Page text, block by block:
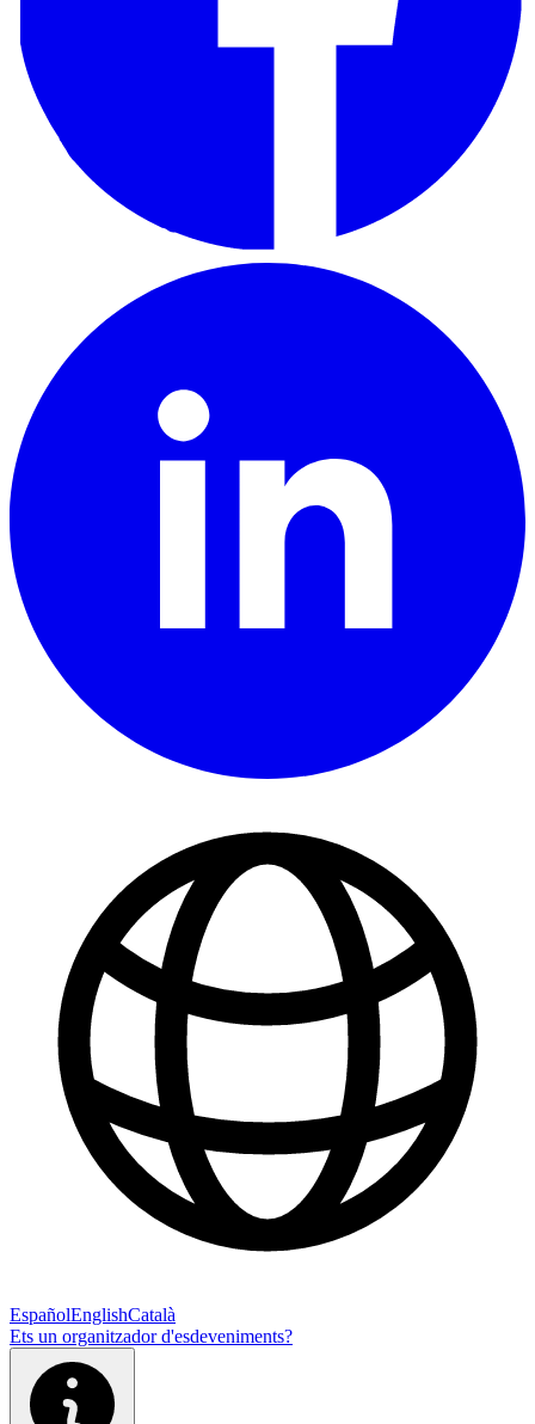
EspañolEnglishCatalà
Ets un organitzador d'esdeveniments?